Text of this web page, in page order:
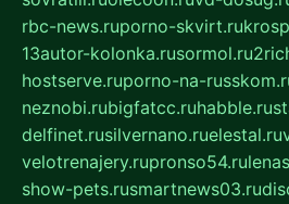
rbc-news.ruporno-skvirt.ru
13autor-kolonka.rusormol.ru
hostserve.ruporno-na-
neznobi.rubigfatcc.ruhabble.ru
delfinet.rusilvernano.ruelestal.ru
velotrenajery.rupronso54.ru
show-pets.rusmartnews03.ru